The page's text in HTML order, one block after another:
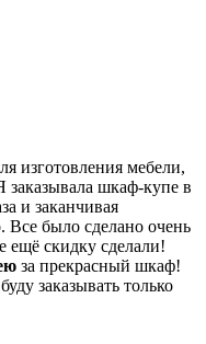
изготовления мебели,
шкаф-купе в
и заканчивая
было сделано очень
ещё скидку сделали!
за прекрасный шкаф!
заказывать только